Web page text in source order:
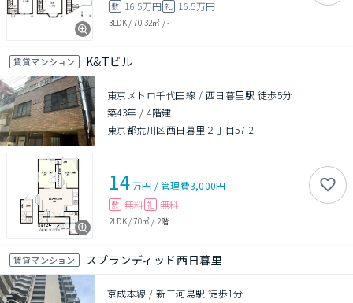
敷 16.5万円 礼 16.5万円
3LDK/70.32㎡ /-
賃貸マンション K&Tビル
東京メトロ千代田線 / 西日暮里駅 徒歩5分
築43年 /4階建
東京都荒川区西日暮里２丁目57-2
14万円 /管理費3,000円
敷 無料 礼 無料
2LDK/70㎡ / 2階
賃貸マンション スプランディッド西日暮里
京成本線 / 新三河島駅 徒歩1分